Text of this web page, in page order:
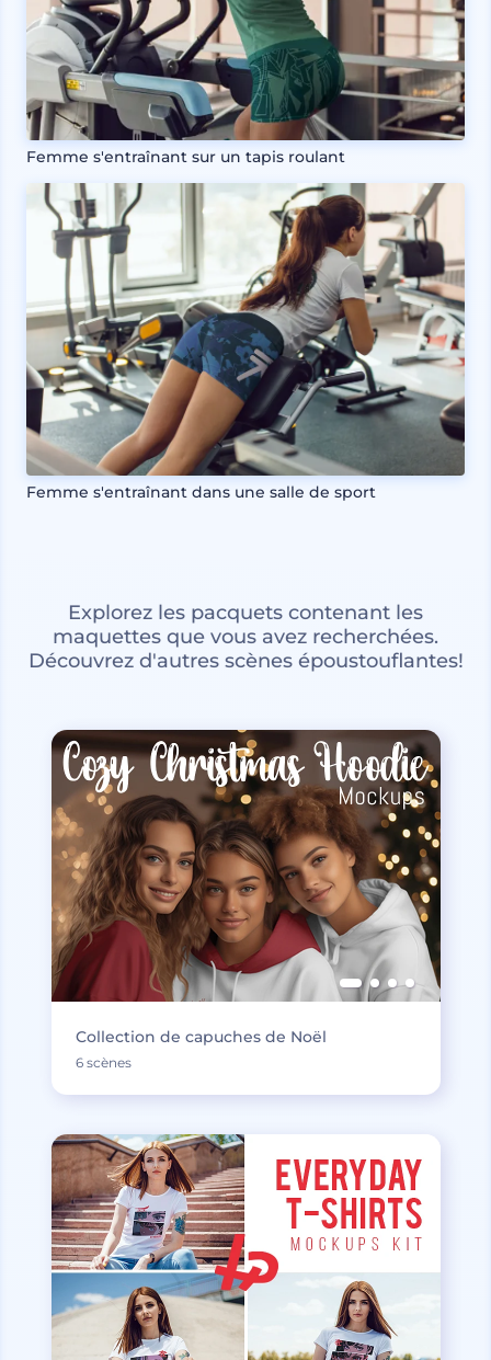
Femme s'entraînant sur un tapis roulant
Femme s'entraînant dans une salle de sport
Explorez les pacquets contenant les
maquettes que vous avez recherchées.
Découvrez d'autres scènes époustouflantes!
Collection de capuches de Noël
6 scènes